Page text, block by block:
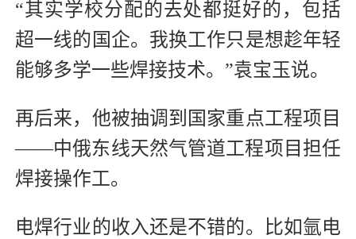
“其实学校分配的去处都挺好的，包括
超一线的国企。我换工作只是想趁年轻
能够多学一些焊接技术。”袁宝玉说。
再后来，他被抽调到国家重点工程项目
——中俄东线天然气管道工程项目担任
焊接操作工。
电焊行业的收入还是不错的。比如氩电